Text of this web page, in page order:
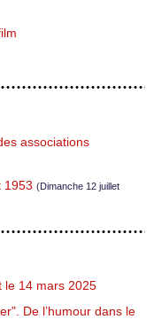
associations
1953 (Dimanche 12 juillet
le 14 mars 2025
De l’humour dans le